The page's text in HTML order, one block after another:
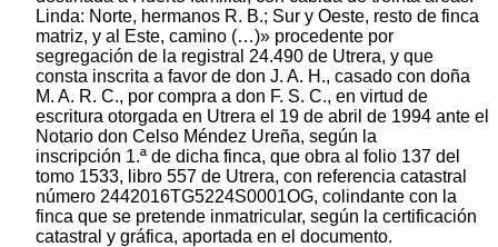
Linda: Norte, hermanos R. B.; Sur y Oeste, resto de finca
matriz, y al Este, camino (…)» procedente por
segregación de la registral 24.490 de Utrera, y que
consta inscrita a favor de don J. A. H., casado con doña
M. A. R. C., por compra a don F. S. C., en virtud de
escritura otorgada en Utrera el 19 de abril de 1994 ante el
Notario don Celso Méndez Ureña, según la
inscripción 1.ª de dicha finca, que obra al folio 137 del
tomo 1533, libro 557 de Utrera, con referencia catastral
número 2442016TG5224S0001OG, colindante con la
finca que se pretende inmatricular, según la certificación
catastral y gráfica, aportada en el documento.